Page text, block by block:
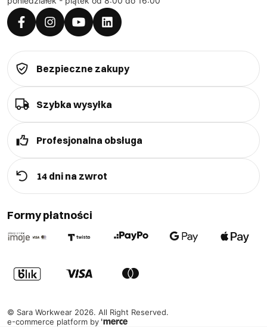
Bezpieczne zakupy
Szybka wysyłka
Profesjonalna obsługa
14 dni na zwrot
Formy płatności
© Sara Workwear 2026. All Right Reserved.
e-commerce platform by